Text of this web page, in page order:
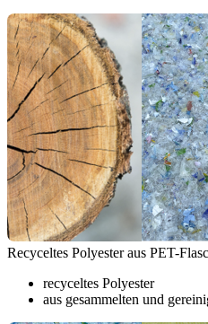
Recyceltes Polyester aus PET-
recyceltes Polyester
aus gesammelten und